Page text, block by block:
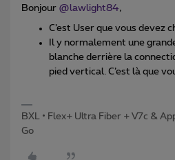
Bonjour @lawlight84,
C’est User que vous devez
Il y normalement une
blanche derrière la
pied vertical. C’est là que
BXL • Flex+ Ultra Fiber + V7c &
Go